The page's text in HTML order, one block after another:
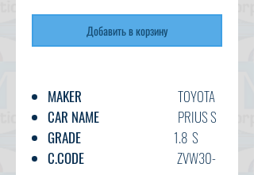
Добавить в корзину
MAKER
TOYOTA
CAR NAME
PRIUS S
GRADE 1.8 S
C.CODE
ZVW30-